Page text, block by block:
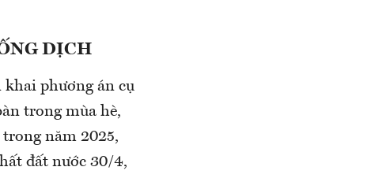
DỊCH
khai phương án cụ
trong mùa hè,
năm 2025,
đất nước 30/4,